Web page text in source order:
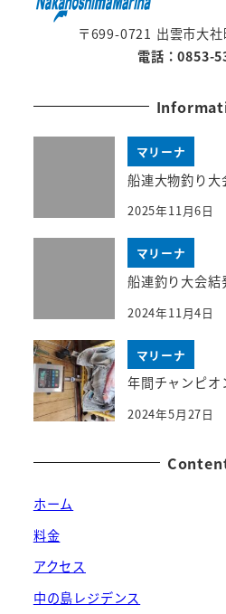
〒699-0721 出雲市大
電話：0853-
マリーナ
船連大物釣り大
2025年11月6日
マリーナ
船連釣り大会結
2024年11月4日
マリーナ
年間チャンピ
2024年5月27日
ホーム
料金
アクセス
中の島レジデンス